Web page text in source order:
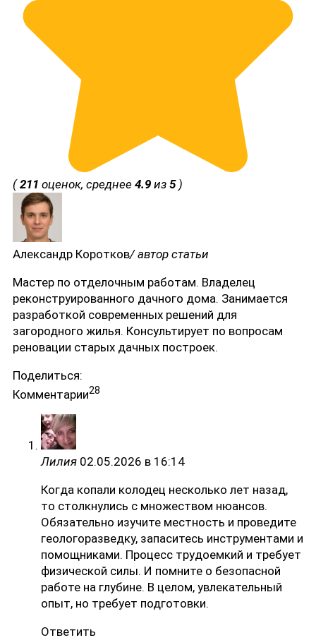
(211 оценок, среднее 4.9 из 5)
Александр Коротков/ автор статьи
Мастер по отделочным работам. Владелец
реконструированного дачного дома. Занимается
разработкой современных решений для
загородного жилья. Консультирует по вопросам
реновации старых дачных построек.
Поделиться:
Комментарии28
Лилия 02.05.2026 в 16:14
Когда копали колодец несколько лет назад,
то столкнулись с множеством нюансов.
Обязательно изучите местность и проведите
геологоразведку, запаситесь инструментами и
помощниками. Процесс трудоемкий и требует
физической силы. И помните о безопасной
работе на глубине. В целом, увлекательный
опыт, но требует подготовки.
Ответить